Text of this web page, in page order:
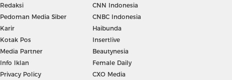
Redaksi
Pedoman Media Siber
Karir
Kotak Pos
Media Partner
Info Iklan
Privacy Policy
CNN Indonesia
CNBC Indonesia
Haibunda
Insertlive
Beautynesia
Female Daily
CXO Media